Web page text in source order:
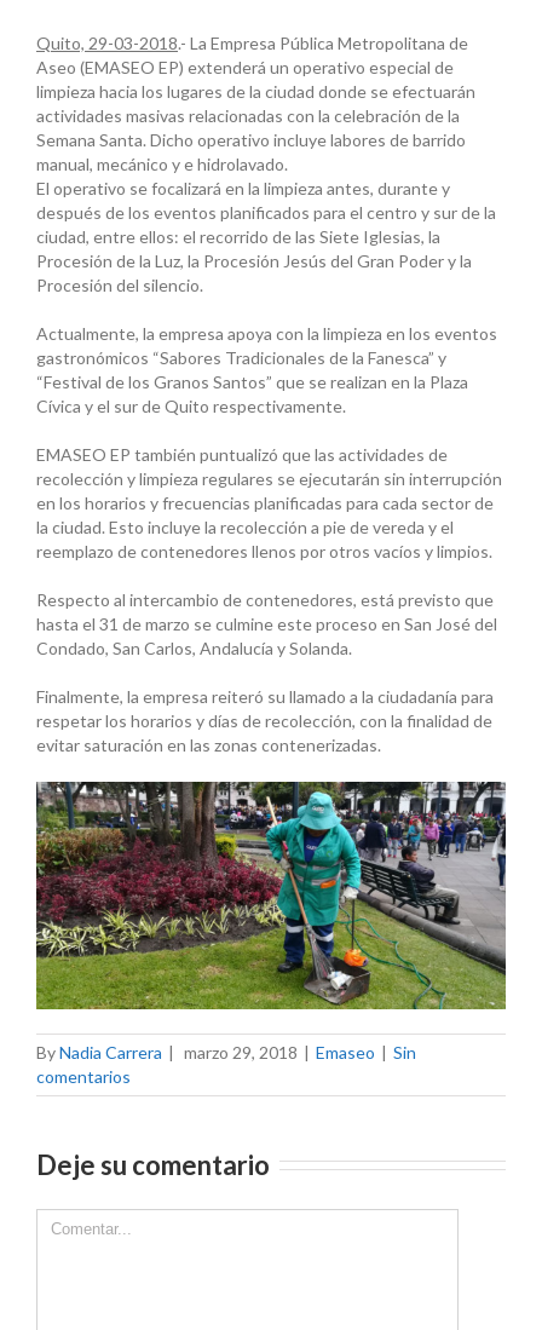
Quito, 29-03-2018.- La Empresa Pública Metropolitana de
Aseo (EMASEO EP) extenderá un operativo especial de
limpieza hacia los lugares de la ciudad donde se efectuarán
actividades masivas relacionadas con la celebración de la
Semana Santa. Dicho operativo incluye labores de barrido
manual, mecánico y e hidrolavado.
El operativo se focalizará en la limpieza antes, durante y
después de los eventos planificados para el centro y sur de la
ciudad, entre ellos: el recorrido de las Siete Iglesias, la
Procesión de la Luz, la Procesión Jesús del Gran Poder y la
Procesión del silencio.
Actualmente, la empresa apoya con la limpieza en los eventos
gastronómicos “Sabores Tradicionales de la Fanesca” y
“Festival de los Granos Santos” que se realizan en la Plaza
Cívica y el sur de Quito respectivamente.
EMASEO EP también puntualizó que las actividades de
recolección y limpieza regulares se ejecutarán sin interrupción
en los horarios y frecuencias planificadas para cada sector de
la ciudad. Esto incluye la recolección a pie de vereda y el
reemplazo de contenedores llenos por otros vacíos y limpios.
Respecto al intercambio de contenedores, está previsto que
hasta el 31 de marzo se culmine este proceso en San José del
Condado, San Carlos, Andalucía y Solanda.
Finalmente, la empresa reiteró su llamado a la ciudadanía para
respetar los horarios y días de recolección, con la finalidad de
evitar saturación en las zonas contenerizadas.
ByNadia Carrera | marzo 29, 2018 | Emaseo | Sin
comentarios
Deje su comentario
Comment